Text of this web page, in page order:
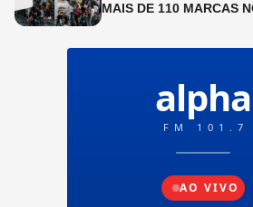
MAIS DE 110 MARCAS